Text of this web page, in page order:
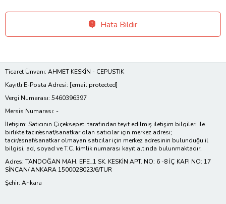
Hata Bildir
Ticaret Ünvanı: AHMET KESKİN - CEPUSTIK
Kayıtlı E-Posta Adresi: [email protected]
Vergi Numarası: 5460396397
Mersis Numarası: -
İletişim: Satıcının Çiçeksepeti tarafından teyit edilmiş iletişim bilgileri ile
birlikte tacir/esnaf/sanatkar olan satıcılar için merkez adresi;
tacir/esnaf/sanatkar olmayan satıcılar için merkez adresinin bulunduğu il
bilgisi, ad, soyad ve T.C. kimlik numarası kayıt altında bulunmaktadır.
Adres: TANDOĞAN MAH. EFE_1 SK. KESKİN APT. NO: 6 -8 İÇ KAPI NO: 17
SİNCAN/ ANKARA 1500028023/6/TUR
Şehir: Ankara